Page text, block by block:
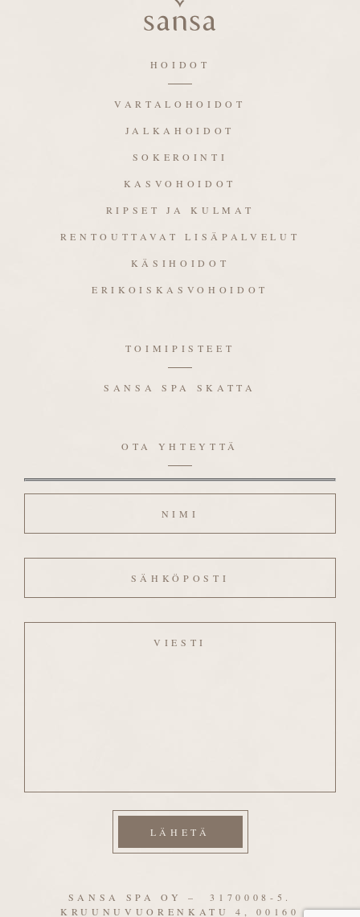
HOIDOT
VARTALOHOIDOT
JALKAHOIDOT
SOKEROINTI
KASVOHOIDOT
RIPSET JA KULMAT
RENTOUTTAVAT LISÄPALVELUT
KÄSIHOIDOT
ERIKOISKASVOHOIDOT
TOIMIPISTEET
SANSA SPA SKATTA
OTA YHTEYTTÄ
Nimi
Sähköposti
Viesti
SANSA SPA OY – 3170008-5.
KRUUNUVUORENKATU 4, 00160